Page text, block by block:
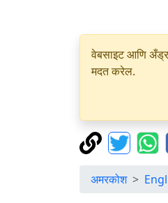
वेबसाइट आणि
मदत करेल.
अमरकोश